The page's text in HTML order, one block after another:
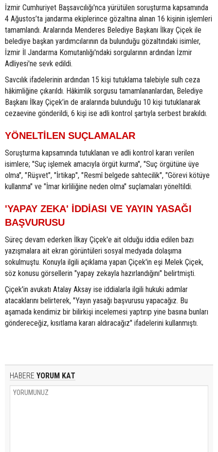
İzmir Cumhuriyet Başsavcılığı'nca yürütülen soruşturma kapsamında
4 Ağustos’ta jandarma ekiplerince gözaltına alınan 16 kişinin işlemleri
tamamlandı. Aralarında Menderes Belediye Başkanı İlkay Çiçek ile
belediye başkan yardımcılarının da bulunduğu gözaltındaki isimler,
İzmir İl Jandarma Komutanlığı'ndaki sorgularının ardından İzmir
Adliyesi'ne sevk edildi.
Savcılık ifadelerinin ardından 15 kişi tutuklama talebiyle sulh ceza
hâkimliğine çıkarıldı. Hâkimlik sorgusu tamamlananlardan, Belediye
Başkanı İlkay Çiçek’in de aralarında bulunduğu 10 kişi tutuklanarak
cezaevine gönderildi, 6 kişi ise adli kontrol şartıyla serbest bırakıldı.
YÖNELTİLEN SUÇLAMALAR
Soruşturma kapsamında tutuklanan ve adli kontrol kararı verilen
isimlere; "Suç işlemek amacıyla örgüt kurma", "Suç örgütüne üye
olma", "Rüşvet", "İrtikap", "Resmî belgede sahtecilik", "Görevi kötüye
kullanma" ve "İmar kirliliğine neden olma" suçlamaları yöneltildi.
'YAPAY ZEKA' İDDİASI VE YAYIN YASAĞI
BAŞVURUSU
Süreç devam ederken İlkay Çiçek'e ait olduğu iddia edilen bazı
yazışmalara ait ekran görüntüleri sosyal medyada dolaşıma
sokulmuştu. Konuyla ilgili açıklama yapan Çiçek'in eşi Melek Çiçek,
söz konusu görsellerin "yapay zekayla hazırlandığını" belirtmişti.
Çiçek'in avukatı Atalay Aksay ise iddialarla ilgili hukuki adımlar
atacaklarını belirterek, "Yayın yasağı başvurusu yapacağız. Bu
aşamada kendimiz bir bilirkişi incelemesi yaptırıp yine basına bunları
göndereceğiz, kısıtlama kararı aldıracağız" ifadelerini kullanmıştı.
HABERE YORUM KAT